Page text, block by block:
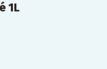
1L